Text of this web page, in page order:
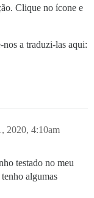
Clique no ícone e
a traduzi-las aqui:
2020, 4:10am
testado no meu
algumas